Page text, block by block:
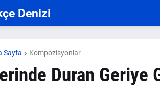
Denizi
Sayfa Kompozisyonlar
Duran Geriye